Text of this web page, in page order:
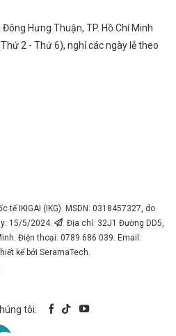
Hưng Thuận, TP. Hồ Chí Minh
2 - Thứ 6), nghỉ các ngày lễ theo
tế IKIGAI (IKG). MSDN: 0318457327, do
15/5/2024.
Địa chỉ: 32J1 Đường DD5,
Điện thoại: 0789 686 039. Email:
kế bởi SeramaTech.
tôi: